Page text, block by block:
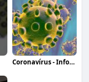
Coronavírus - Informação, orientação e a